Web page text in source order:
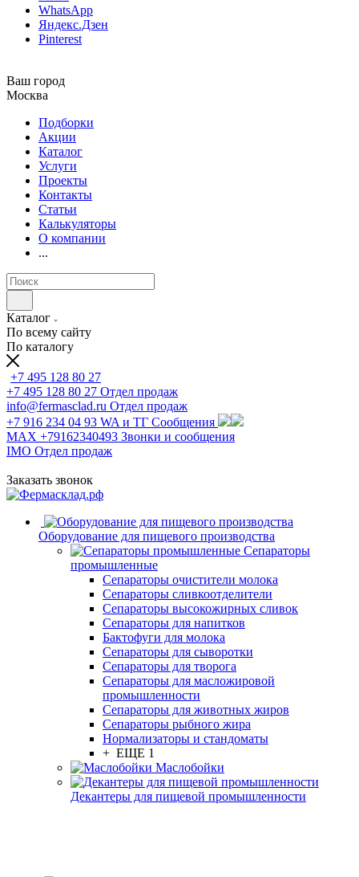
WhatsApp
Яндекс.Дзен
Pinterest
Ваш город
Москва
Подборки
Акции
Каталог
Услуги
Проекты
Контакты
Статьи
Калькуляторы
О компании
...
Каталог
По всему сайту
По каталогу
+7 495 128 80 27
+7 495 128 80 27 Отдел продаж
info@fermasclad.ru Отдел продаж
+7 916 234 04 93 WA и ТГ Сообщения
MAX +79162340493 Звонки и сообщения
IMO Отдел продаж
Заказать звонок
Оборудование для пищевого производства
Сепараторы
промышленные
Сепараторы очистители молока
Сепараторы сливкоотделители
Сепараторы высокожирных сливок
Сепараторы для напитков
Бактофуги для молока
Сепараторы для сыворотки
Сепараторы для творога
Сепараторы для масложировой
промышленности
Сепараторы для животных жиров
Сепараторы рыбного жира
Нормализаторы и стандоматы
+ ЕЩЕ 1
Маслобойки
Декантеры для пищевой промышленности